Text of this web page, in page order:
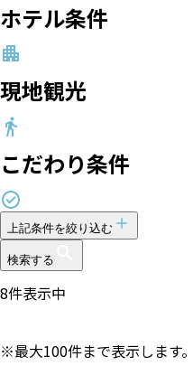
ホテル条件
現地観光
こだわり条件
上記条件を絞り込む
検索する
8件表示中
※最大100件まで表示します